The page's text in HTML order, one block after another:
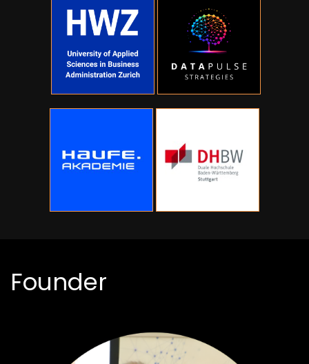
Founder